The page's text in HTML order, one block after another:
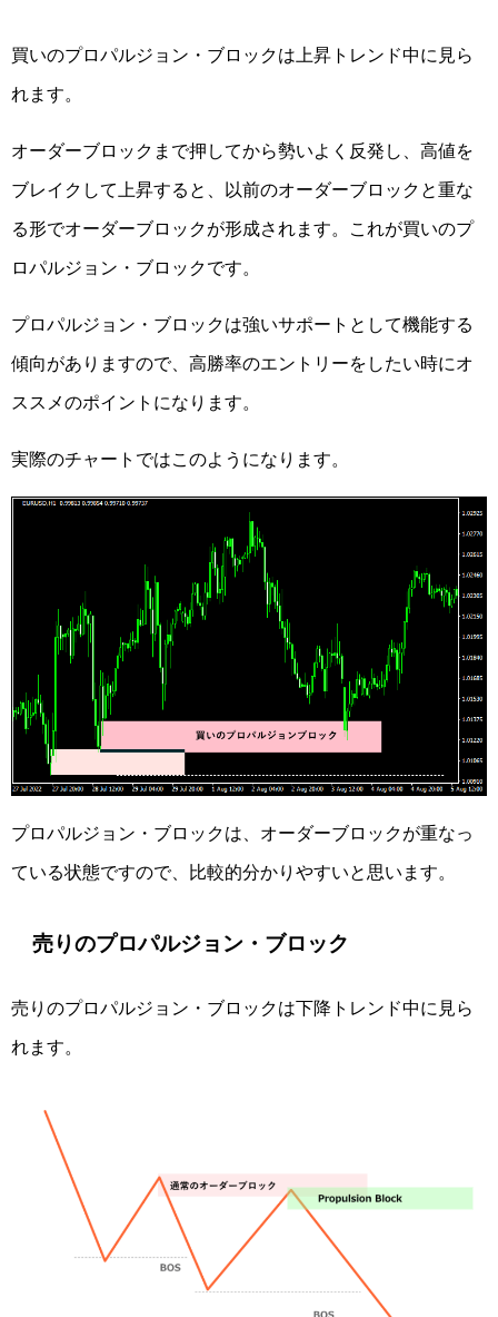
買いのプロパルジョン・ブロックは上昇トレンド中に見ら
れます。
オーダーブロックまで押してから勢いよく反発し、高値を
ブレイクして上昇すると、以前のオーダーブロックと重な
る形でオーダーブロックが形成されます。これが買いのプ
ロパルジョン・ブロックです。
プロパルジョン・ブロックは強いサポートとして機能する
傾向がありますので、高勝率のエントリーをしたい時にオ
ススメのポイントになります。
実際のチャートではこのようになります。
プロパルジョン・ブロックは、オーダーブロックが重なっ
ている状態ですので、比較的分かりやすいと思います。
売りのプロパルジョン・ブロック
売りのプロパルジョン・ブロックは下降トレンド中に見ら
れます。